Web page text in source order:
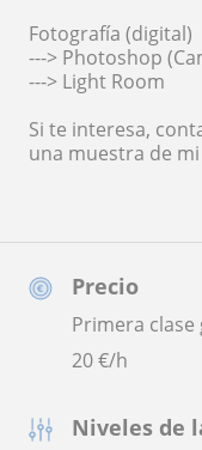
Precio
Primera clase
20€/h
Niveles de
Fotografía (digital)
---> Photoshop
---> Light Room
Si te interesa,
una muestra de